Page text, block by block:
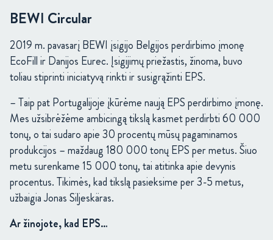
BEWI Circular
2019 m. pavasarį BEWI įsigijo Belgijos perdirbimo įmonę
EcoFill ir Danijos Eurec. Įsigijimų priežastis, žinoma, buvo
toliau stiprinti iniciatyvą rinkti ir susigrąžinti EPS.
– Taip pat Portugalijoje įkūrėme naują EPS perdirbimo įmonę.
Mes užsibrėžėme ambicingą tikslą kasmet perdirbti 60 000
tonų, o tai sudaro apie 30 procentų mūsų pagaminamos
produkcijos – maždaug 180 000 tonų EPS per metus. Šiuo
metu surenkame 15 000 tonų, tai atitinka apie devynis
procentus. Tikimės, kad tikslą pasieksime per 3-5 metus,
užbaigia Jonas Siljeskäras.
Ar žinojote, kad EPS…